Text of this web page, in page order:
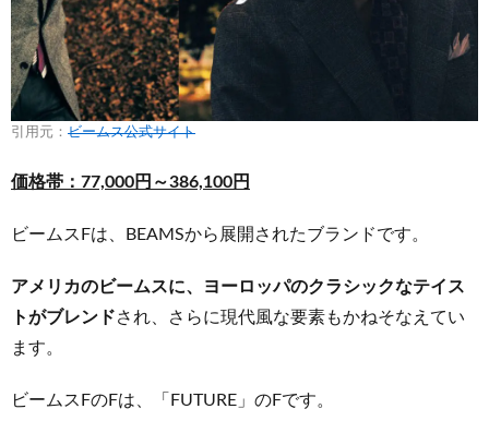
引用元： ビームス公式サイト
価格帯：77,000円～386,100円
ビームスFは、BEAMSから展開されたブランドです。
アメリカのビームスに、ヨーロッパのクラシックなテイス
トがブレンドされ、さらに現代風な要素もかねそなえてい
ます。
ビームスFのFは、「FUTURE」のFです。